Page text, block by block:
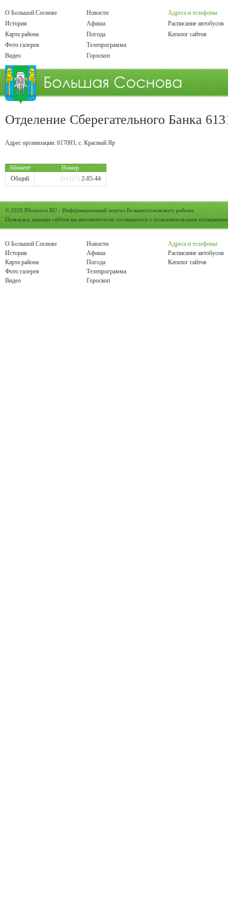
О Большой Соснове
История
Карта района
Фото галерея
Видео
Новости
Афиша
Погода
Телепрограмма
Гороскоп
Адреса и телефоны
Расписание автобусов
Каталог сайтов
Отделение Сберегательного Банка
Адрес организации: 617093, с. Красный Яр
Абонент
Номер
Общий
(34257) 2-85-44
© 2026 BSosnova.RU - Информационный портал Большесосновского района.
Пользуясь данным сайтом вы автоматически соглашаетесь с пользовательским
О Большой Соснове
История
Карта района
Фото галерея
Видео
Новости
Афиша
Погода
Телепрограмма
Гороскоп
Адреса и телефоны
Расписание автобусов
Каталог сайтов